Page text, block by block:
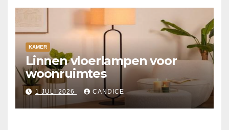
KAMER
Linnen vloerlampen voor
woonruimtes
1 JULI 2026 CANDICE